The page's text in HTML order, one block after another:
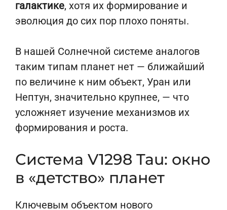
галактике, хотя их формирование и
эволюция до сих пор плохо поняты.
В нашей Солнечной системе аналогов
таким типам планет нет — ближайший
по величине к ним объект, Уран или
Нептун, значительно крупнее, — что
усложняет изучение механизмов их
формирования и роста.
Система V1298 Tau: окно
в «детство» планет
Ключевым объектом нового